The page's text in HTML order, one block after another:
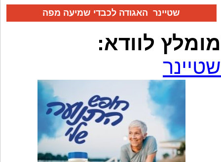
שטיינר האגודה לכבדי שמיעה מפה
מומלץ לוודא:
שטיינר